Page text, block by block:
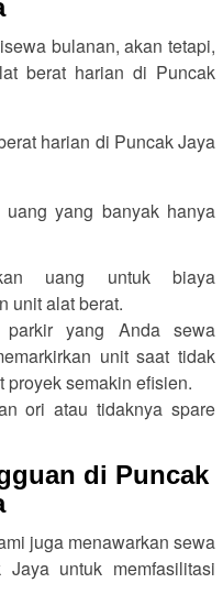
bulanan, akan tetapi,
berat harian di Puncak
harian di Puncak Jaya
yang banyak hanya
uang untuk biaya
unit alat berat.
parkir yang Anda sewa
unit saat tidak
semakin efisien.
ori atau tidaknya spare
di Puncak
juga menawarkan sewa
untuk memfasilitasi